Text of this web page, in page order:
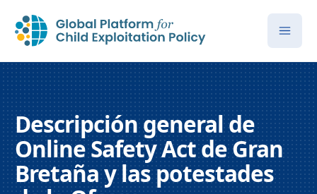
Descripción general de
Online Safety Act de Gran
Bretaña y las potestades